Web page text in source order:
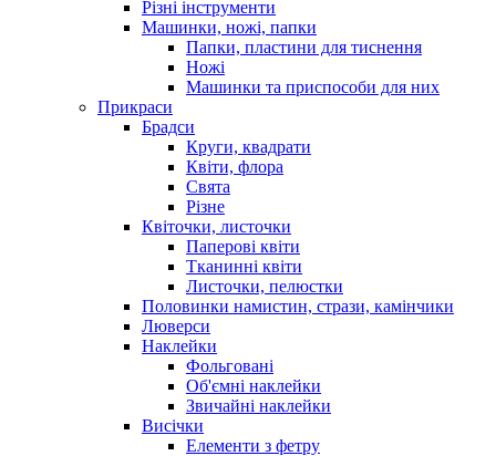
Різні інструменти
Машинки, ножі, папки
Папки, пластини для тиснення
Ножі
Машинки та приспособи для них
Прикраси
Брадси
Круги, квадрати
Квіти, флора
Свята
Різне
Квіточки, листочки
Паперові квіти
Тканинні квіти
Листочки, пелюстки
Половинки намистин, стрази, камінчики
Люверси
Наклейки
Фольговані
Об'ємні наклейки
Звичайні наклейки
Висічки
Елементи з фетру